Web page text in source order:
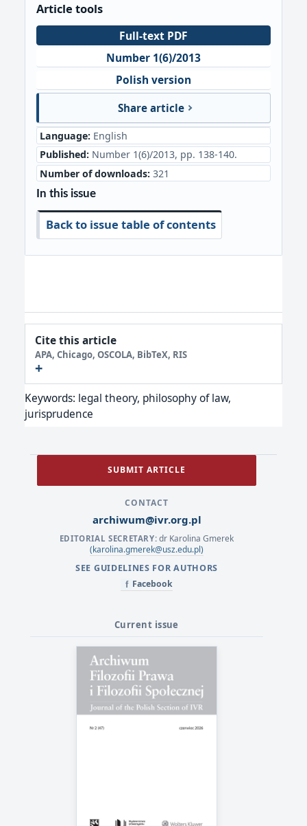
Article tools
Full-text PDF
Number 1(6)/2013
Polish version
Share article
Language: English
Published: Number 1(6)/2013, pp. 138-140.
Number of downloads: 321
In this issue
Back to issue table of contents
Cite this article
APA, Chicago, OSCOLA, BibTeX, RIS
Keywords: legal theory, philosophy of law,
jurisprudence
SUBMIT ARTICLE
CONTACT
archiwum@ivr.org.pl
EDITORIAL SECRETARY: dr Karolina Gmerek
(karolina.gmerek@usz.edu.pl)
SEE GUIDELINES FOR AUTHORS
f Facebook
Current issue